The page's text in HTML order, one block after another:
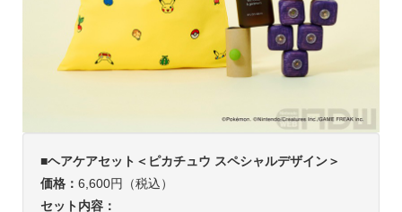
■ヘアケアセット＜ピカチュウ スペシャルデザイン＞
価格： 6,600円（税込）
セット内容：